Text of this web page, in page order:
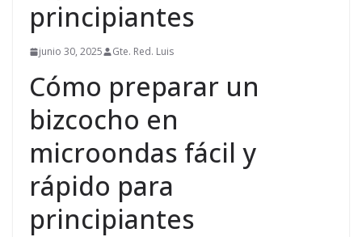
principiantes
junio 30, 2025 Gte. Red. Luis
Cómo preparar un
bizcocho en
microondas fácil y
rápido para
principiantes